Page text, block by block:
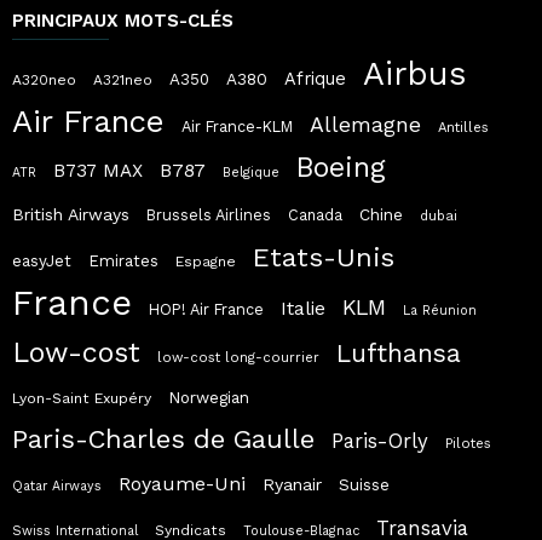
PRINCIPAUX MOTS-CLÉS
A320neo A321neo A350 A380 Afrique Airbus
Air France Air France-KLM Allemagne Antilles
ATR B737 MAX B787 Belgique Boeing
British Airways Brussels Airlines Canada Chine dubai
easyJet Emirates Espagne Etats-Unis
France HOP! Air France Italie KLM La Réunion
Low-cost low-cost long-courrier Lufthansa
Lyon-Saint Exupéry Norwegian
Paris-Charles de Gaulle Paris-Orly Pilotes
Qatar Airways Royaume-Uni Ryanair Suisse
Swiss International Syndicats Toulouse-Blagnac Transavia